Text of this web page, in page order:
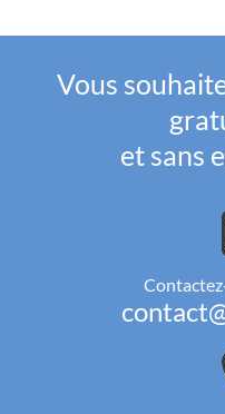
Vous
et sans